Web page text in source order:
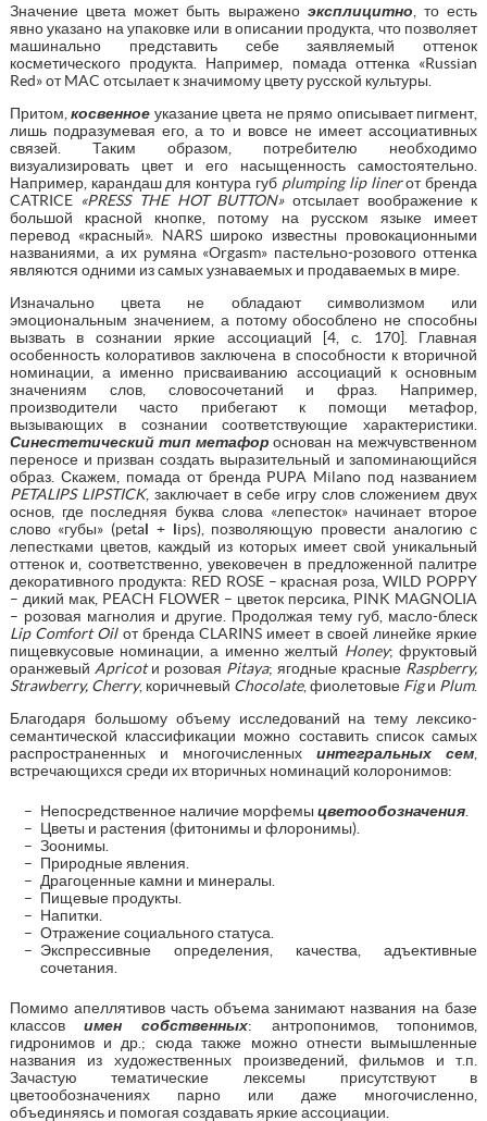
Значение цвета может быть выражено эксплицитно , то есть
явно указано на упаковке или в описании продукта, что позволяет
машинально представить себе заявляемый оттенок
косметического продукта. Например, помада оттенка «Russian
Red» от MAC отсылает к значимому цвету русской культуры.
Притом,косвенное указание цвета не прямо описывает пигмент,
лишь подразумевая его, а то и вовсе не имеет ассоциативных
связей. Таким образом, потребителю необходимо
визуализировать цвет и его насыщенность самостоятельно.
Например, карандаш для контура губ plumping lip linerот бренда
CATRICE «PRESS THE HOT BUTTON»отсылает воображение к
большой красной кнопке, потому на русском языке имеет
перевод «красный». NARS широко известны провокационными
названиями, а их румяна «Orgasm» пастельно-розового оттенка
являются одними из самых узнаваемых и продаваемых в мире.
Изначально цвета не обладают символизмом или
эмоциональным значением, а потому обособлено не способны
вызвать в сознании яркие ассоциаций [4, с. 170]. Главная
особенность колоративов заключена в способности к вторичной
номинации, а именно присваиванию ассоциаций к основным
значениям слов, словосочетаний и фраз. Например,
производители часто прибегают к помощи метафор,
вызывающих в сознании соответствующие характеристики.
Синестетический тип метафор основан на межчувственном
переносе и призван создать выразительный и запоминающийся
образ. Скажем, помада от бренда PUPA Milano под названием
PETALIPS LIPSTICK, заключает в себе игру слов сложением двух
основ, где последняя буква слова «лепесток» начинает второе
слово «губы» (petal + lips), позволяющую провести аналогию с
лепестками цветов, каждый из которых имеет свой уникальный
оттенок и, соответственно, увековечен в предложенной палитре
декоративного продукта: RED ROSE – красная роза, WILD POPPY
– дикий мак, PEACH FLOWER – цветок персика, PINK MAGNOLIA
– розовая магнолия и другие. Продолжая тему губ, масло-блеск
Lip Comfort Oilот бренда CLARINS имеет в своей линейке яркие
пищевкусовые номинации, а именно желтый Honey; фруктовый
оранжевый Apricotи розовая Pitaya; ягодные красные Raspberry,
Strawberry, Cherry, коричневый Chocolate, фиолетовые Figи Plum.
Благодаря большому объему исследований на тему лексико-
семантической классификации можно составить список самых
распространенных и многочисленныхинтегральных сем
встречающихся среди их вторичных номинаций колоронимов:
Непосредственное наличие морфемы цветообозначения.
Цветы и растения (фитонимы и флоронимы).
Зоонимы.
Природные явления.
Драгоценные камни и минералы.
Пищевые продукты.
Напитки.
Отражение социального статуса.
Экспрессивные определения, качества, адъективные
сочетания.
Помимо апеллятивов часть объема занимают названия на базе
классовимен собственных: антропонимов, топонимов,
гидронимов и др.; сюда также можно отнести вымышленные
названия из художественных произведений, фильмов и т.п.
Зачастую тематические лексемы присутствуют в
цветообозначениях парно или даже многочисленно,
объединяясь и помогая создавать яркие ассоциации.